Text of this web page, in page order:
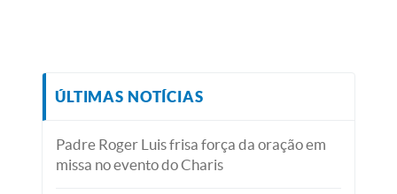
ÚLTIMAS NOTÍCIAS
Padre Roger Luis frisa força da oração em
missa no evento do Charis